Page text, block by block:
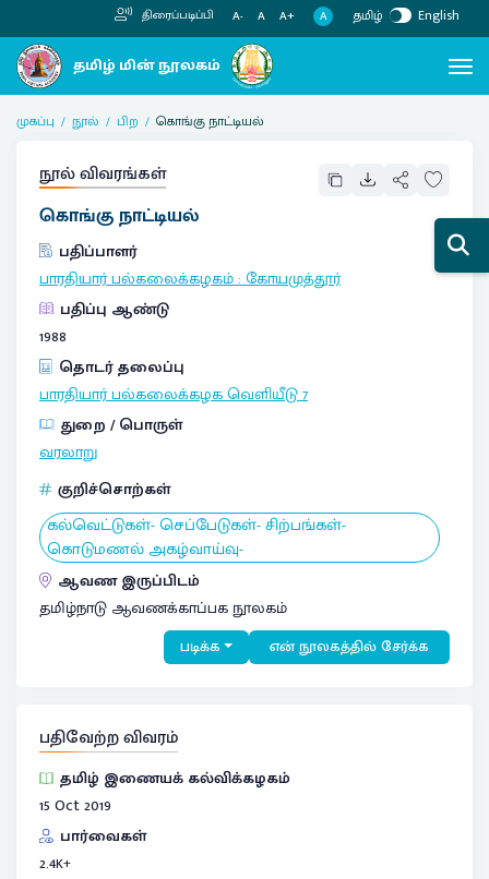
திரைப்படிப்பி A- A A+ A தமிழ் English
முகப்பு நூல் பிற கொங்கு நாட்டியல்
நூல் விவரங்கள்
கொங்கு நாட்டியல்
பதிப்பாளர்
பாரதியார் பல்கலைக்கழகம்:கோயமுத்தூர்
பதிப்பு ஆண்டு
1988
தொடர் தலைப்பு
பாரதியார் பல்கலைக்கழக வெளியீடு7
துறை / பொருள்
வரலாறு
குறிச்சொற்கள்
கல்வெட்டுகள்- செப்பேடுகள்- சிற்பங்கள்-
கொடுமணல் அகழ்வாய்வு-
ஆவண இருப்பிடம்
தமிழ்நாடு ஆவணக்காப்பக நூலகம்
படிக்க என் நூலகத்தில் சேர்க்க
பதிவேற்ற விவரம்
தமிழ் இணையக் கல்விக்கழகம்
15 Oct 2019
பார்வைகள்
2.4K+